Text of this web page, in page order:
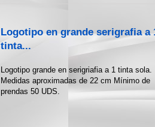
Logotipo en grande serigrafia a
tinta...
Logotipo grande en serigriafia a 1 tinta sola.
Medidas aproximadas de 22 cm Mínimo de
prendas 50 UDS.